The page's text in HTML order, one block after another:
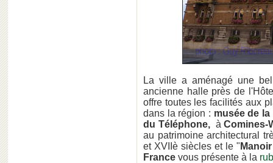
La ville a aménagé une
ancienne halle près de
offre toutes les facilités aux
dans la région : musée de
du Téléphone,àComines-
au patrimoine architectural
et XVIIè siècles et le "
France vous présente à la